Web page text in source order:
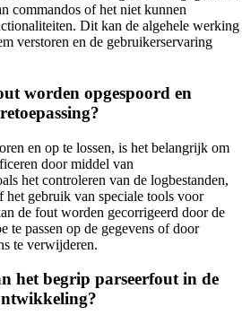
commandos of het niet kunnen
Dit kan de algehele werking
verstoren en de gebruikerservaring
worden opgespoord en
en op te lossen, is het belangrijk om
door middel van
het controleren van de logbestanden,
het gebruik van speciale tools voor
de fout worden gecorrigeerd door de
te passen op de gegevens of door
te verwijderen.
het begrip parseerfout in de